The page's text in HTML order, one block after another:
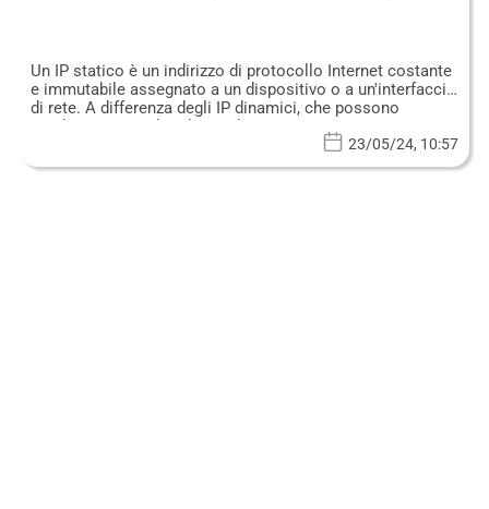
Un IP statico è un indirizzo di protocollo Internet costante
e immutabile assegnato a un dispositivo o a un'interfaccia
di rete. A differenza degli IP dinamici, che possono
cambiare ogni volta che un dispositivo si connette a
Internet, gli IP statici rimangono invariati.
23/05/24, 10:57